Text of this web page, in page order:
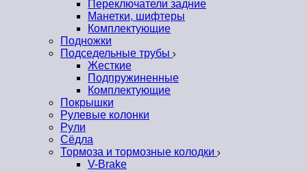
Переключатели задние
Манетки, шифтеры
Комплектующие
Подножки
Подседельные трубы
Жесткие
Подпружиненные
Комплектующие
Покрышки
Рулевые колонки
Рули
Сёдла
Тормоза и тормозные колодки
V-Brake